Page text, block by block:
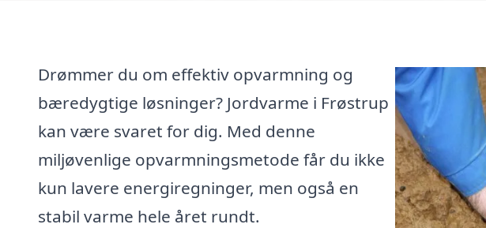
Drømmer du om effektiv opvarmning og
bæredygtige løsninger? Jordvarme i Frøstrup
kan være svaret for dig. Med denne
miljøvenlige opvarmningsmetode får du ikke
kun lavere energiregninger, men også en
stabil varme hele året rundt.